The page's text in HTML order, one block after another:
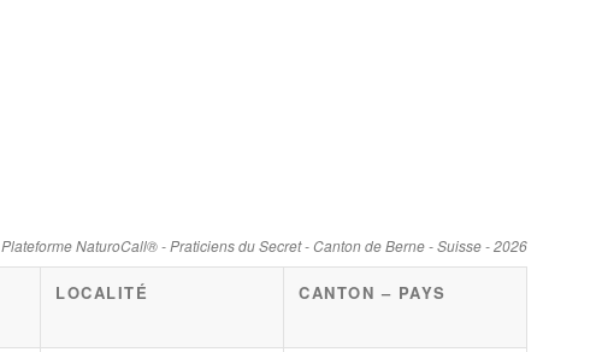
Plateforme NaturoCall® - Praticiens du Secret - Canton de Berne - Suisse - 2026
LOCALITÉ CANTON – PAYS